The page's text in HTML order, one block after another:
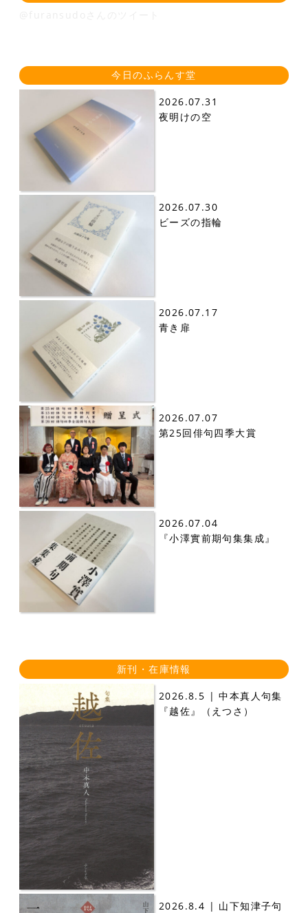
今日のふらんす堂
2026.07.31
夜明けの空
2026.07.30
ビーズの指輪
2026.07.17
青き扉
2026.07.07
第25回俳句四季大賞
2026.07.04
『小澤實前期句集集成』
新刊・在庫情報
2026.8.5 | 中本真人句集
『越佐』（えつさ）
2026.8.4 | 山下知津子句